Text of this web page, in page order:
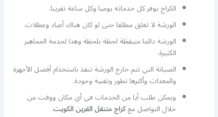
الكراج يوفر كل خدماته يوميا وكل ساعة تقريبا.
الورشة لا تغلق مطلقا حتى لو كان هناك أعياد وعطلات.
الورشة دائما متيقظة لحظة بلحظة وهذا لخدمة الجماهير
الكثيرة.
الصيانة التي تتم خارج الورشة تنفذ باستخدام أفضل الأجهزة
والمعدات وأكثرها تطور وتقنية وجودة.
ويمكن طلب أيا من الخدمات في أي مكان ووقت من
خلال التواصل معكراج متنقل القرين الكويت.